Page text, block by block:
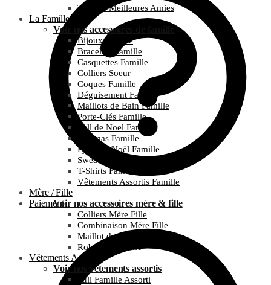
Paiement
T-Shirts Meilleures Amies
La Famille
Voir nos accessoires de famille
Bijoux Famille
Bracelets Famille
Casquettes Famille
Colliers Soeur
Coques Famille
Déguisement Famille
Maillots de Bain Famille
Porte-Clés Famille
Pull de Noel Famille
Pyjamas Famille
Pyjamas Noël Famille
Sweats Famille
T-Shirts Famille
Vêtements Assortis Famille
Mère / Fille
Voir nos accessoires mère & fille
Colliers Mère Fille
Combinaison Mère Fille
Maillot de bain Mère Fille
Robes Mère Fille
Vêtements Assortis
Voir nos vêtements assortis
Pull Famille Assorti